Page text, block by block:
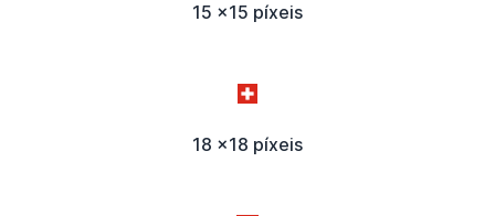
15 x15 píxeis
18 x18 píxeis